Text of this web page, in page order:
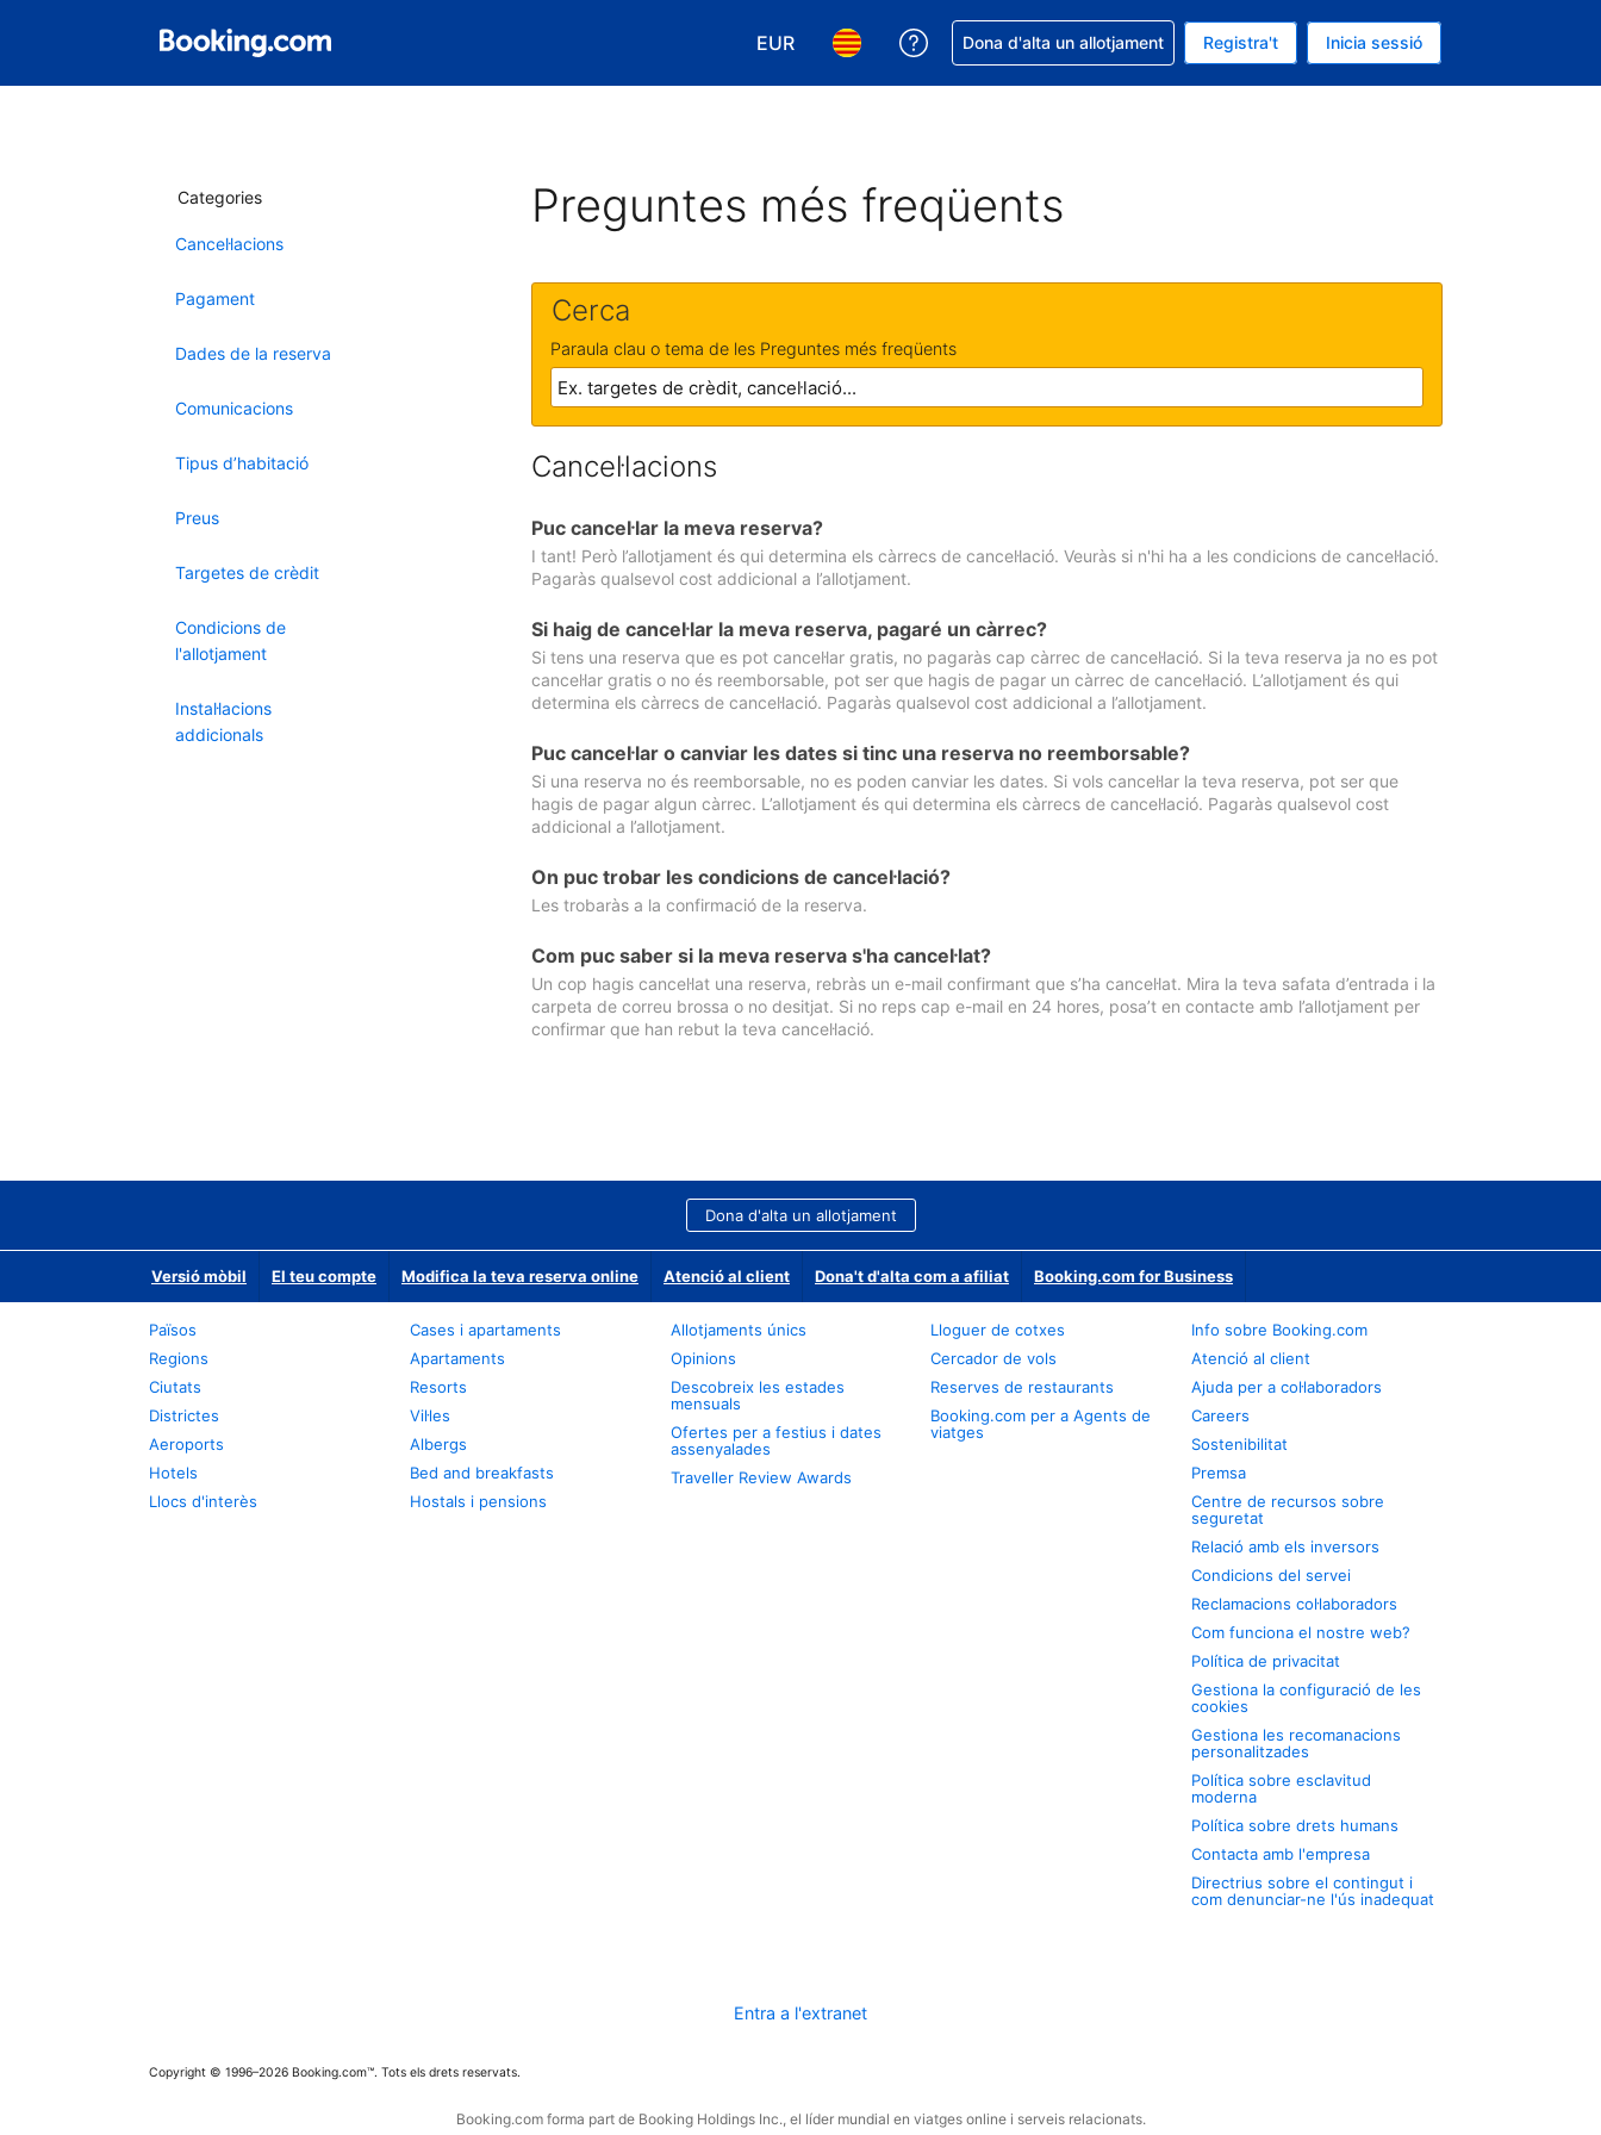
EUR
Tria la moneda. La moneda actual és EUR
Tria l'idioma. L'idioma actual és Català
Rep ajuda amb la reserva
Dona d'alta un allotjament Registra't Inicia sessió
Categories
Cancel·lacions
Pagament
Dades de la reserva
Comunicacions
Tipus d’habitació
Preus
Targetes de crèdit
Condicions de
l'allotjament
Instal·lacions
addicionals
Preguntes més freqüents
Cerca
Paraula clau o tema de les Preguntes més freqüents
Cancel·lacions
Puc cancel·lar la meva reserva?
I tant! Però l’allotjament és qui determina els càrrecs de cancel·lació. Veuràs si n'hi ha a les condicions de cancel·lació.
Pagaràs qualsevol cost addicional a l’allotjament.
Si haig de cancel·lar la meva reserva, pagaré un càrrec?
Si tens una reserva que es pot cancel·lar gratis, no pagaràs cap càrrec de cancel·lació. Si la teva reserva ja no es pot
cancel·lar gratis o no és reemborsable, pot ser que hagis de pagar un càrrec de cancel·lació. L’allotjament és qui
determina els càrrecs de cancel·lació. Pagaràs qualsevol cost addicional a l’allotjament.
Puc cancel·lar o canviar les dates si tinc una reserva no reemborsable?
Si una reserva no és reemborsable, no es poden canviar les dates. Si vols cancel·lar la teva reserva, pot ser que
hagis de pagar algun càrrec. L’allotjament és qui determina els càrrecs de cancel·lació. Pagaràs qualsevol cost
addicional a l’allotjament.
On puc trobar les condicions de cancel·lació?
Les trobaràs a la confirmació de la reserva.
Com puc saber si la meva reserva s'ha cancel·lat?
Un cop hagis cancel·lat una reserva, rebràs un e-mail confirmant que s’ha cancel·lat. Mira la teva safata d’entrada i la
carpeta de correu brossa o no desitjat. Si no reps cap e-mail en 24 hores, posa’t en contacte amb l’allotjament per
confirmar que han rebut la teva cancel·lació.
Dona d'alta un allotjament
Versió mòbil El teu compte Modifica la teva reserva online Atenció al client Dona't d'alta com a afiliat Booking.com for Business
Països
Regions
Ciutats
Districtes
Aeroports
Hotels
Llocs d'interès
Cases i apartaments
Apartaments
Resorts
Vil·les
Albergs
Bed and breakfasts
Hostals i pensions
Allotjaments únics
Opinions
Descobreix les estades
mensuals
Ofertes per a festius i dates
assenyalades
Traveller Review Awards
Lloguer de cotxes
Cercador de vols
Reserves de restaurants
Booking.com per a Agents de
viatges
Info sobre Booking.com
Atenció al client
Ajuda per a col·laboradors
Careers
Sostenibilitat
Premsa
Centre de recursos sobre
seguretat
Relació amb els inversors
Condicions del servei
Reclamacions col·laboradors
Com funciona el nostre web?
Política de privacitat
Gestiona la configuració de les
cookies
Gestiona les recomanacions
personalitzades
Política sobre esclavitud
moderna
Política sobre drets humans
Contacta amb l'empresa
Directrius sobre el contingut i
com denunciar-ne l'ús inadequat
Entra a l'extranet
Copyright © 1996–2026 Booking.com™. Tots els drets reservats.
Booking.com forma part de Booking Holdings Inc., el líder mundial en viatges online i serveis relacionats.